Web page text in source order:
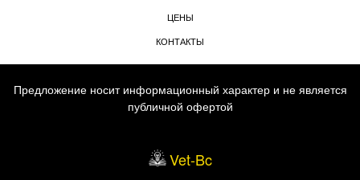
ЦЕНЫ
КОНТАКТЫ
Vet-Bc
Предложение носит информационный характер и не является
публичной офертой